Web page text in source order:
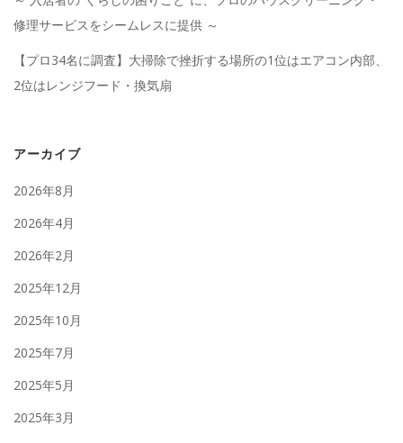
修理サービスをシームレスに提供 ～
【プロ34名に調査】大掃除で挫折する場所の1位はエアコン内部、
2位はレンジフード・換気扇
アーカイブ
2026年8月
2026年4月
2026年2月
2025年12月
2025年10月
2025年7月
2025年5月
2025年3月